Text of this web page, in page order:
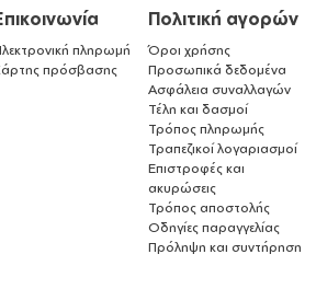
πληρωμή
πρόσβασης
Πολιτική αγορών
Όροι χρήσης
Προσωπικά δεδομένα
Ασφάλεια συναλλαγών
Τέλη και δασμοί
Τρόπος πληρωμής
Τραπεζικοί λογαριασμοί
Επιστροφές και
ακυρώσεις
Τρόπος αποστολής
Οδηγίες παραγγελίας
Πρόληψη και συντήρηση